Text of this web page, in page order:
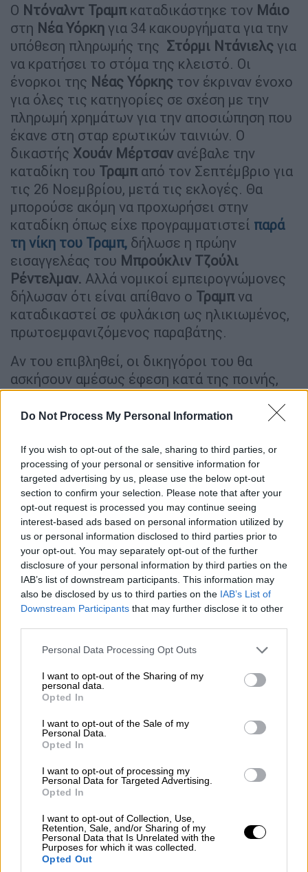
Do Not Process My Personal Information
If you wish to opt-out of the sale, sharing to third parties, or
processing of your personal or sensitive information for
targeted advertising by us, please use the below opt-out
section to confirm your selection. Please note that after your
opt-out request is processed you may continue seeing
interest-based ads based on personal information utilized by
us or personal information disclosed to third parties prior to
your opt-out. You may separately opt-out of the further
disclosure of your personal information by third parties on the
IAB’s list of downstream participants. This information may
also be disclosed by us to third parties on the IAB’s List of
Downstream Participants that may further disclose it to other
Please note that this website/app uses one or more Google
not limited to your visit or usage behaviour. You may click to
grant or deny consent to Google and its third-party tags to
use your data for below specified purposes in below Google
consent section.
Personal Data Processing Opt Outs
I want to opt-out of the Sharing of my
personal data.
Opted In
I want to opt-out of the Sale of my
Personal Data.
Opted In
I want to opt-out of processing my
Personal Data for Targeted Advertising.
Opted In
I want to opt-out of Collection, Use,
Retention, Sale, and/or Sharing of my
Personal Data that Is Unrelated with the
Purposes for which it was collected.
Opted Out
Ο Ντόναλντ Τραμπκαταδικάστηκε τον Μάιο
στη Νέα Υόρκη για 34 κακουργήματα για την
υπόθεση πληρωμής της Στόρμι Ντάνιελς για
να κρατήσει το στόμα της κλειστό. Οι
ένορκοι της Νέας Υόρκης τον έκριναν ένοχο
για όλες τις κατηγορίες σε σχέση με την
πληρωμή χρημάτων για την αποσιώπηση που
έκανε στη σταρ ερωτικών ταινιών. Ο
δικαστής Χουάν Μέρτσαν ανέβαλε την
καταδίκη του Τραμπαπό τον Σεπτέμβριο για
τις 26 Νοεμβρίου, μετά τις εκλογές. Θα
μπορούσε ακόμη να προχωρήσει στην
καταδίκη όπως είχε προγραμματιστεί παρά
τη νίκη του Τραμπ, δήλωσε η πρώην
εισαγγελέας του Μπρούκλιν Τζούλι
Ρέντελμαν. Αλλά νομικοί εμπειρογνώμονες
δήλωσαν ότι είναι απίθανο ο Τραμπνα
καταδικαστεί σε φυλάκιση ως ηλικιωμένος,
πρωτοεμφανιζόμενος παραβάτης.
Αν του επιβληθεί, οι δικηγόροι του θα
ασκήσουν αμέσως έφεση κατά της ποινής,
υποστηρίζοντας ότι η φυλάκιση θα τον
εμπόδιζε να ασκήσει τα επίσημα καθήκοντά
ελεύθερος εν αναμονή της έφεσης, δήλωσε η
κ.Ρέντελμαν. «Η διαδικασία της έφεσης σε
αυτό το σενάριο θα μπορούσε να διαρκέσει
για χρόνια», είπε.
«Θα τον απέλυα μέσα σε δύο
δευτερόλεπτα»
Ο ειδικός εισαγγελέαςΤζακ Σμιθάσκησε
πέρυσι ποινική δίωξη κατά του Τραμπ για τις
προσπάθειές του να ανατρέψει την ήττα του
Μπάιντεν. ΟΤραμπδήλωσε αθώος.
Η υπόθεση βρίσκεται σε νομική
εκκρεμότητα από τότε που το
Δικαστήριοαποφάσισε αυτό το καλοκαίρι
ότι οΤραμπέχει μερική ασυλία από την
ποινική δίωξη για επίσημες πράξεις που
διέπραξε κατά τη διάρκεια της θητείας του.
Σμιθέκτοτε επανέφερε την υπόθεσή του,
Τραμπ να ανατρέψει τις εκλογές δεν
σχετίζονταν με τα επίσημα καθήκοντά του.